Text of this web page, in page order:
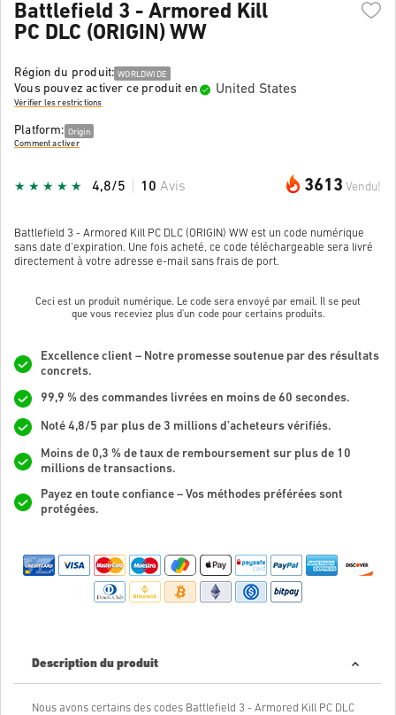
Battlefield 3 - Armored Kill
PC DLC (ORIGIN) WW
Région du produit: WORLDWIDE
Vous pouvez activer ce produit en United States
Vérifier les restrictions
Platform: Origin
Comment activer
3613 Vendu!
4,8/5 10 Avis
Battlefield 3 - Armored Kill PC DLC (ORIGIN) WW est un code numérique
sans date d'expiration. Une fois acheté, ce code téléchargeable sera livré
directement à votre adresse e-mail sans frais de port.
Ceci est un produit numérique. Le code sera envoyé par email. Il se peut
que vous receviez plus d'un code pour certains produits.
Excellence client – Notre promesse soutenue par des résultats
concrets.
99,9 % des commandes livrées en moins de 60 secondes.
Noté 4,8/5 par plus de 3 millions d’acheteurs vérifiés.
Moins de 0,3 % de taux de remboursement sur plus de 10
millions de transactions.
Payez en toute confiance – Vos méthodes préférées sont
protégées.
Description du produit
Nous avons certains des codes Battlefield 3 - Armored Kill PC DLC